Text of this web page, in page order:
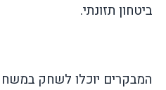
ביטחון תזונתי.
המבקרים יוכלו לשחק